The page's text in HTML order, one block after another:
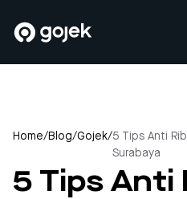
Home/Blog/Gojek/5 Tips Anti
Surabaya
5 Tips Anti